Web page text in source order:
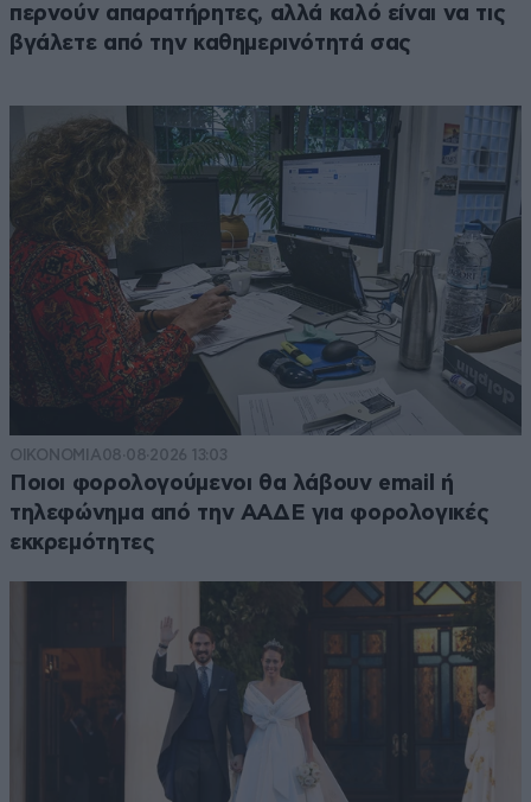
περνούν απαρατήρητες, αλλά καλό είναι να τις
βγάλετε από την καθημερινότητά σας
ΟΙΚΟΝΟΜΙΑ08·08·2026 13:03
Ποιοι φορολογούμενοι θα λάβουν email ή
τηλεφώνημα από την ΑΑΔΕ για φορολογικές
εκκρεμότητες